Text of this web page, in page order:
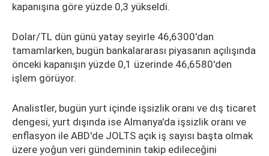
kapanışına göre yüzde 0,3 yükseldi.
Dolar/TL dün günü yatay seyirle 46,6300'dan
tamamlarken, bugün bankalararası piyasanın açılışında
önceki kapanışın yüzde 0,1 üzerinde 46,6580'den
işlem görüyor.
Analistler, bugün yurt içinde işsizlik oranı ve dış ticaret
dengesi, yurt dışında ise Almanya'da işsizlik oranı ve
enflasyon ile ABD'de JOLTS açık iş sayısı başta olmak
üzere yoğun veri gündeminin takip edileceğini